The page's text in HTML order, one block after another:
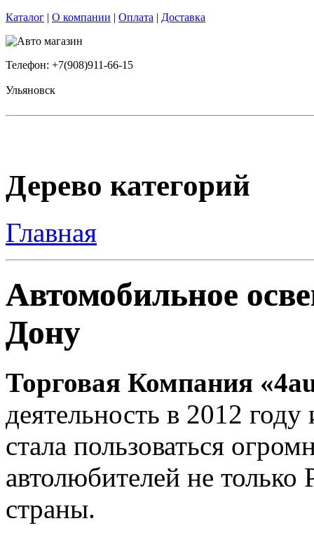
Каталог | О компании | Оплата | Доставка
Телефон: +7(908)911-66-15
Ульяновск
Дерево категорий
Главная
Автомобильное
Дону
Торговая Компания
деятельность в 2012
стала пользоваться
автолюбителей не
страны.